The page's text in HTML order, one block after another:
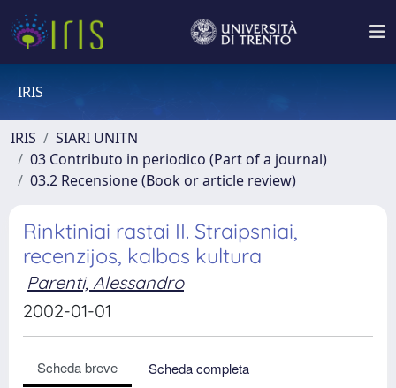
IRIS
IRIS
SIARI UNITN
03 Contributo in periodico (Part of a journal)
03.2 Recensione (Book or article review)
Rinktiniai rastai II. Straipsniai,
recenzijos, kalbos kultura
Parenti, Alessandro
2002-01-01
Scheda breve
Scheda completa